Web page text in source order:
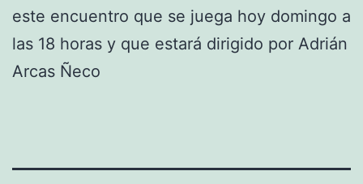
este encuentro que se juega hoy domingo a
las 18 horas y que estará dirigido por Adrián
Arcas Ñeco